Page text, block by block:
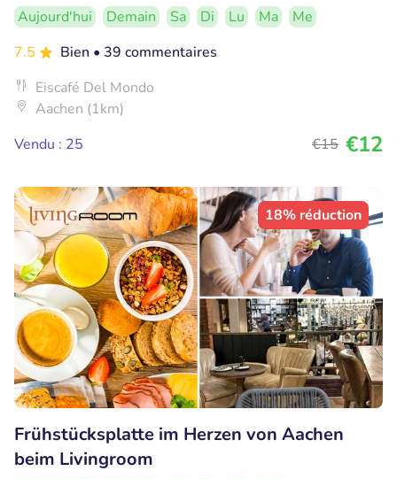
Aujourd'hui Demain Sa Di Lu Ma
Me
7.5
Bien • 39 commentaires
Eiscafé Del Mondo
Aachen (1km)
Vendu : 25
€15 €12
18% réduction
Frühstücksplatte im Herzen von Aachen
beim Livingroom